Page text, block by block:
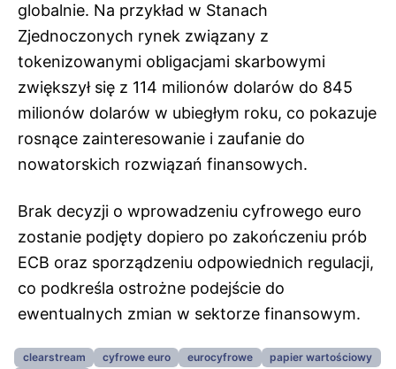
globalnie. Na przykład w Stanach
Zjednoczonych rynek związany z
tokenizowanymi obligacjami skarbowymi
zwiększył się z 114 milionów dolarów do 845
milionów dolarów w ubiegłym roku, co pokazuje
rosnące zainteresowanie i zaufanie do
nowatorskich rozwiązań finansowych.
Brak decyzji o wprowadzeniu cyfrowego euro
zostanie podjęty dopiero po zakończeniu prób
ECB oraz sporządzeniu odpowiednich regulacji,
co podkreśla ostrożne podejście do
ewentualnych zmian w sektorze finansowym.
clearstream cyfrowe euro eurocyfrowe
papier wartościowy